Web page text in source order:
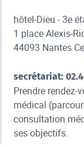
hôtel-Dieu - 3e
1 place Alexis-
44093 Nantes
secrétariat:
Prendre rendez-
médical
consultation
ses objectifs.